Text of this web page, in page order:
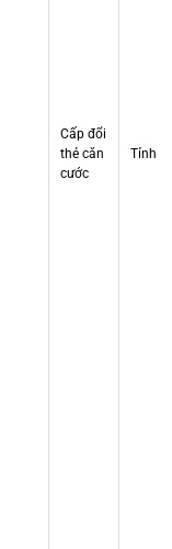
Cấp đổi
thẻ căn
cước
Tỉnh